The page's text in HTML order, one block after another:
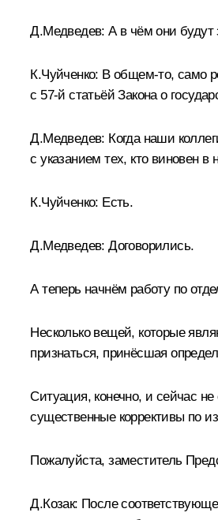
Д.Медведев: А в чём они будут
К.Чуйченко: В общем‑то, само
с 57-й статьёй Закона о
Д.Медведев: Когда наши
с указанием тех, кто виновен
К.Чуйченко: Есть.
Д.Медведев: Договорились.
А теперь начнём работу по
Несколько вещей, которые
признаться, принёсшая
Ситуация, конечно, и сейчас
существенные коррективы по
Пожалуйста, заместитель
Д.Козак: После